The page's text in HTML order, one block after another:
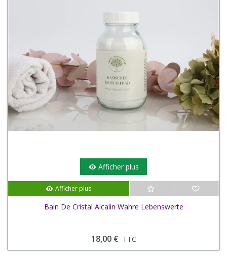
Afficher plus
Afficher plus
Bain De Cristal Alcalin Wahre Lebenswerte
18,00 € TTC